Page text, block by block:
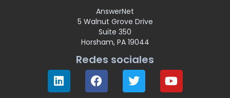
AnswerNet
5 Walnut Grove Drive
Suite 350
Horsham, PA 19044
Redes sociales